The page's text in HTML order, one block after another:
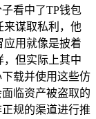
看中了TP钱包
来谋取私利，他
应用就像是披着
，但实际上其中
载并使用这些仿
临资产被盗取的
规的渠道进行推